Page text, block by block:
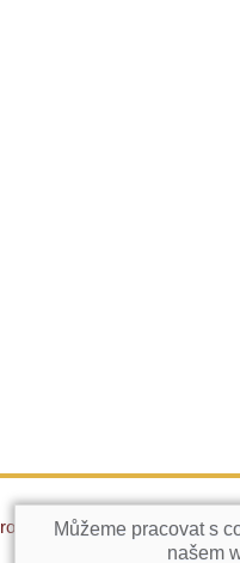
box.cz
Můžeme pracovat s
našem